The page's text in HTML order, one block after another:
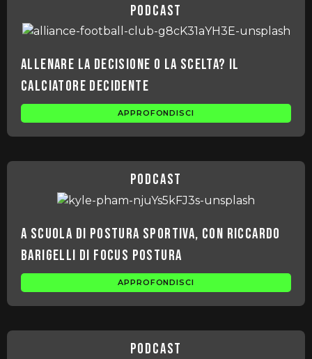
podcast
Allenare la decisione o la scelta? Il
calciatore decidente
APPROFONDISCI
podcast
A scuola di postura sportiva, con Riccardo
Barigelli di Focus Postura
APPROFONDISCI
podcast